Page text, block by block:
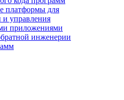
платформы для
и управления
приложениями
инженерии